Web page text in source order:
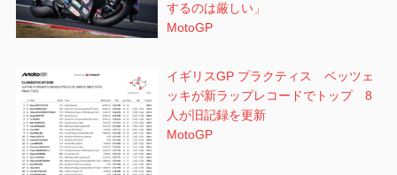
するのは厳しい」
MotoGP
イギリスGP プラクティス ベッツェ
ッキが新ラップレコードでトップ 8
人が旧記録を更新
MotoGP